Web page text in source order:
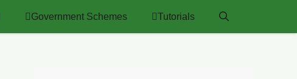
Government Schemes Tutorials